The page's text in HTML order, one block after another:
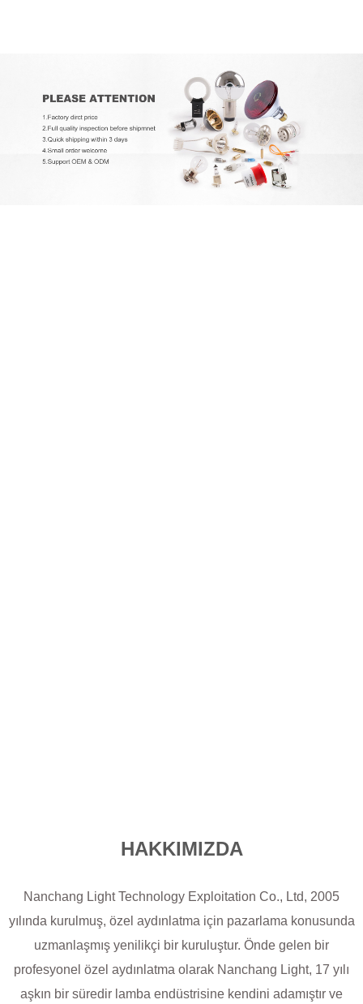
HAKKIMIZDA
Nanchang Light Technology Exploitation Co., Ltd, 2005
yılında kurulmuş, özel aydınlatma için pazarlama konusunda
uzmanlaşmış yenilikçi bir kuruluştur. Önde gelen bir
profesyonel özel aydınlatma olarak Nanchang Light, 17 yılı
aşkın bir süredir lamba endüstrisine kendini adamıştır ve